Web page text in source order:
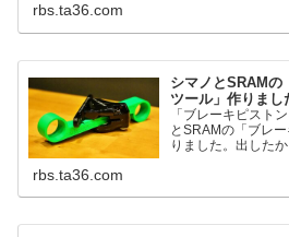
るようになりまし
Sokutei)￥
rbs.ta36.com
シマノとSRAMの
ツール」作りまし
「ブレーキピスト
とSRAMの「ブレ
りました。出した
だと。。。▶「ブ
るのかというと、
rbs.ta36.com